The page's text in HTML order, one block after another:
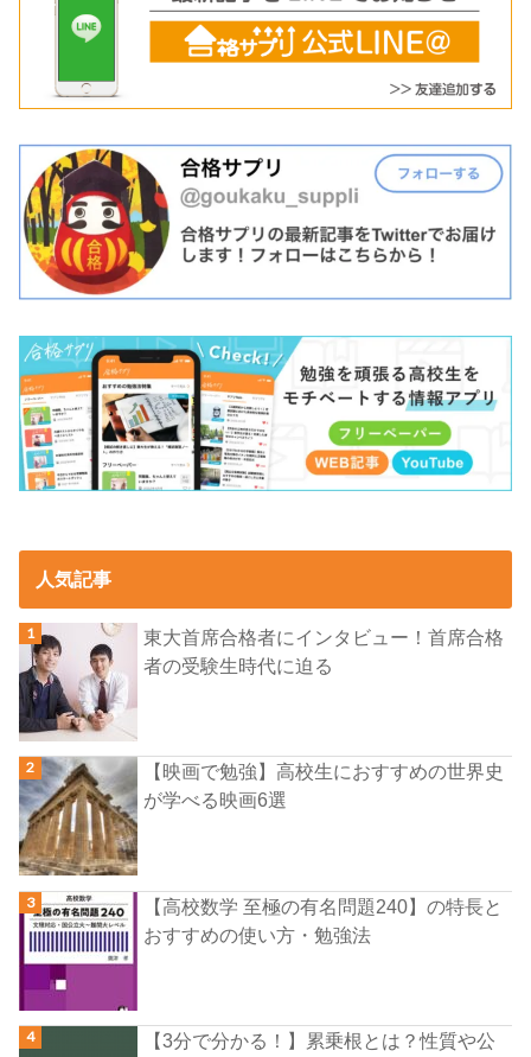
人気記事
東大首席合格者にインタビュー！首席合格
者の受験生時代に迫る
【映画で勉強】高校生におすすめの世界史
が学べる映画6選
【高校数学 至極の有名問題240】の特長と
おすすめの使い方・勉強法
【3分で分かる！】累乗根とは？性質や公